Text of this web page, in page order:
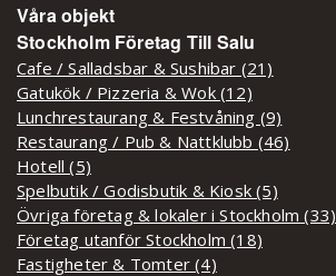
Våra objekt
Stockholm Företag Till Salu
Cafe / Salladsbar & Sushibar (21)
Gatukök / Pizzeria & Wok (12)
Lunchrestaurang & Festvåning (9)
Restaurang / Pub & Nattklubb (46)
Hotell (5)
Spelbutik / Godisbutik & Kiosk (5)
Övriga företag & lokaler i Stockholm (33)
Företag utanför Stockholm (18)
Fastigheter & Tomter (4)